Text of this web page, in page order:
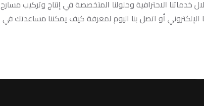
الاحترافية وحلولنا المتخصصة في إنتاج وتركيب مسارح
أو اتصل بنا اليوم لمعرفة كيف يمكننا مساعدتك في